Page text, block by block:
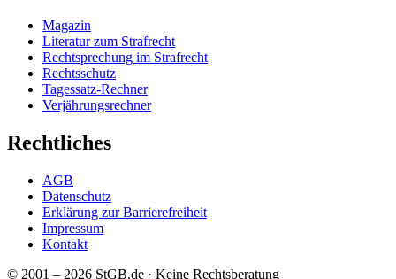
Magazin
Literatur zum Strafrecht
Rechtsprechung im Strafrecht
Rechtsschutz
Tagessatz-Rechner
Verjährungsrechner
Rechtliches
AGB
Datenschutz
Erklärung zur Barrierefreiheit
Impressum
Kontakt
© 2001 – 2026 StGB.de · Keine Rechtsberatung